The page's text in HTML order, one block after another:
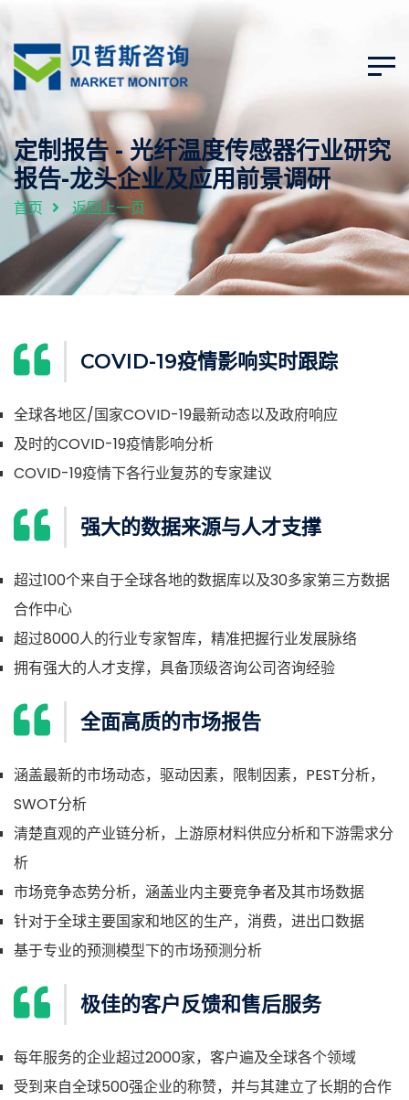
定制报告 - 光纤温度传感器行业研究
报告-龙头企业及应用前景调研
首页 返回上一页
COVID-19疫情影响实时跟踪
全球各地区/国家COVID-19最新动态以及政府响应
及时的COVID-19疫情影响分析
COVID-19疫情下各行业复苏的专家建议
强大的数据来源与人才支撑
超过100个来自于全球各地的数据库以及30多家第三方数据
合作中心
超过8000人的行业专家智库，精准把握行业发展脉络
拥有强大的人才支撑，具备顶级咨询公司咨询经验
全面高质的市场报告
涵盖最新的市场动态，驱动因素，限制因素，PEST分析，
SWOT分析
清楚直观的产业链分析，上游原材料供应分析和下游需求分
析
市场竞争态势分析，涵盖业内主要竞争者及其市场数据
针对于全球主要国家和地区的生产，消费，进出口数据
基于专业的预测模型下的市场预测分析
极佳的客户反馈和售后服务
每年服务的企业超过2000家，客户遍及全球各个领域
受到来自全球500强企业的称赞，并与其建立了长期的合作